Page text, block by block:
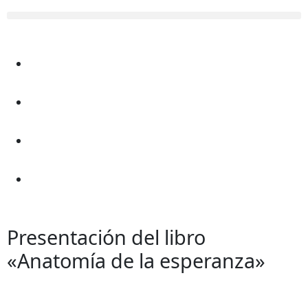
Presentación del libro
«Anatomía de la esperanza»